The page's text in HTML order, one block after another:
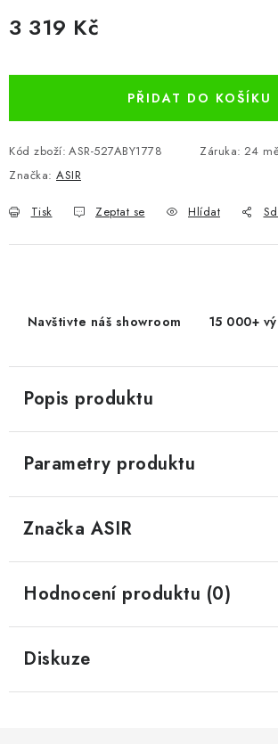
3 319 Kč
PŘIDAT DO KOŠÍKU
Kód zboží: ASR-527ABY1778 Záruka: 24
Značka: ASIR
Tisk Zeptat se Hlídat
Navštivte náš showroom 15 000+
Popis produktu
Parametry produktu
Značka ASIR
Hodnocení produktu (0)
Diskuze